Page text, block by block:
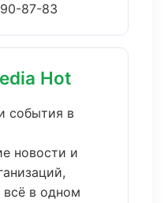
87-83
Hot
события в
новости и
в одном